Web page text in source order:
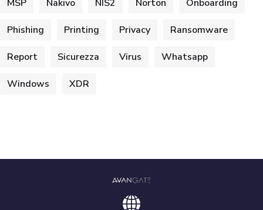
MSP Nakivo NIS2 Norton Onboarding
Phishing Printing Privacy Ransomware
Report Sicurezza Virus Whatsapp
Windows XDR